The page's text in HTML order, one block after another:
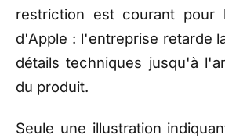
restriction est courant pour
d'Apple : l'entreprise retarde
détails techniques jusqu'à
du produit.
Seule une illustration